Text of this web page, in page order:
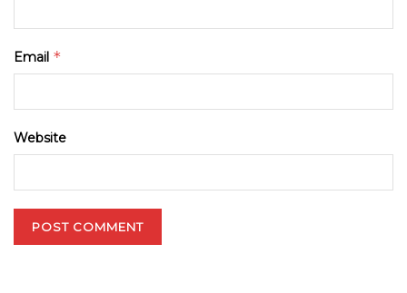
Email *
Website